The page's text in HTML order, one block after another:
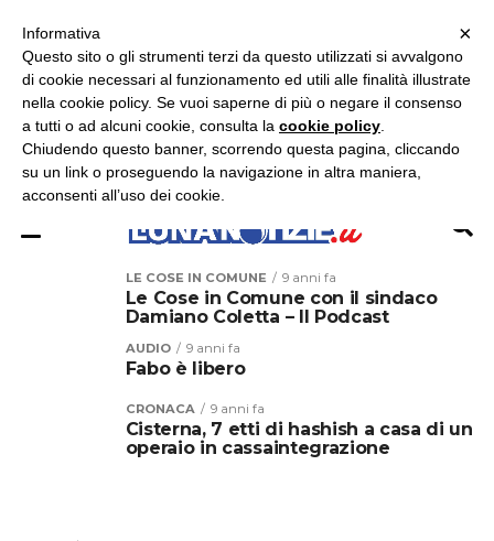
ASCOLTA RADIO LUNA
LE COSE IN COMUNE 9 anni fa
Le Cose in Comune con il sindaco
Damiano Coletta – Il Podcast
AUDIO 9 anni fa
Fabo è libero
CRONACA 9 anni fa
Cisterna, 7 etti di hashish a casa di un
operaio in cassaintegrazione
×
×
Informativa
Questo sito o gli strumenti terzi da questo utilizzati si avvalgono
di cookie necessari al funzionamento ed utili alle finalità illustrate
nella cookie policy. Se vuoi saperne di più o negare il consenso
a tutti o ad alcuni cookie, consulta la cookie policy
Chiudendo questo banner, scorrendo questa pagina, cliccando
su un link o proseguendo la navigazione in altra maniera,
acconsenti all’uso dei cookie.